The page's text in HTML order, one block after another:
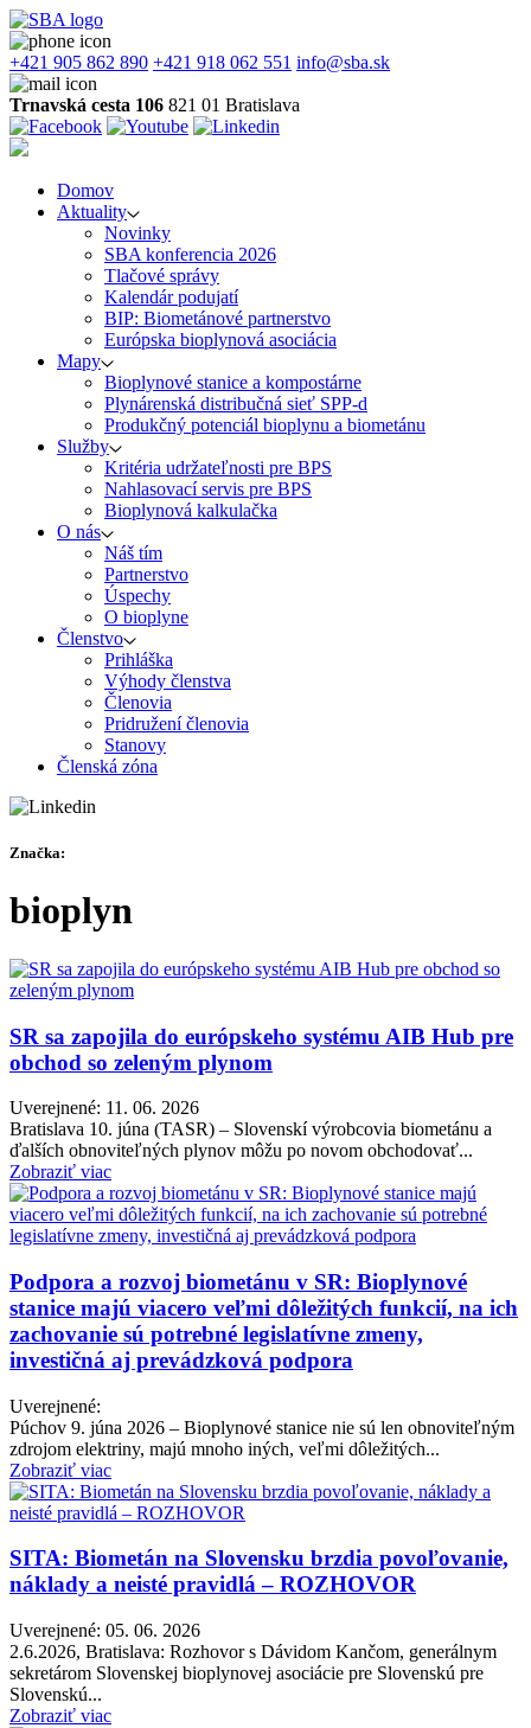
+421 905 862 890 +421 918 062 551 info@sba.sk
Trnavská cesta 106 821 01 Bratislava
Domov
Aktuality
Novinky
SBA konferencia 2026
Tlačové správy
Kalendár podujatí
BIP: Biometánové partnerstvo
Európska bioplynová asociácia
Mapy
Bioplynové stanice a kompostárne
Plynárenská distribučná sieť SPP-d
Produkčný potenciál bioplynu a biometánu
Služby
Kritéria udržateľnosti pre BPS
Nahlasovací servis pre BPS
Bioplynová kalkulačka
O nás
Náš tím
Partnerstvo
Úspechy
O bioplyne
Členstvo
Prihláška
Výhody členstva
Členovia
Pridružení členovia
Stanovy
Členská zóna
Značka:
bioplyn
SR sa zapojila do európskeho systému AIB Hub pre
obchod so zeleným plynom
Uverejnené: 11. 06. 2026
Bratislava 10. júna (TASR) – Slovenskí výrobcovia biometánu a
ďalších obnoviteľných plynov môžu po novom obchodovať...
Zobraziť viac
Podpora a rozvoj biometánu v SR: Bioplynové
stanice majú viacero veľmi dôležitých funkcií, na ich
zachovanie sú potrebné legislatívne zmeny,
investičná aj prevádzková podpora
Uverejnené:
Púchov 9. júna 2026 – Bioplynové stanice nie sú len obnoviteľným
zdrojom elektriny, majú mnoho iných, veľmi dôležitých...
Zobraziť viac
SITA: Biometán na Slovensku brzdia povoľovanie,
náklady a neisté pravidlá – ROZHOVOR
Uverejnené: 05. 06. 2026
2.6.2026, Bratislava: Rozhovor s Dávidom Kančom, generálnym
sekretárom Slovenskej bioplynovej asociácie pre Slovenskú pre
Slovenskú...
Zobraziť viac